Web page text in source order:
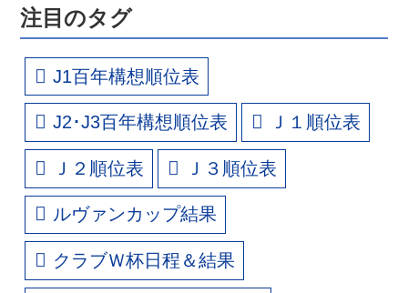
注目のタグ
J1百年構想順位表
J2･J3百年構想順位表 Ｊ１順位表
Ｊ２順位表 Ｊ３順位表
ルヴァンカップ結果
クラブＷ杯日程＆結果